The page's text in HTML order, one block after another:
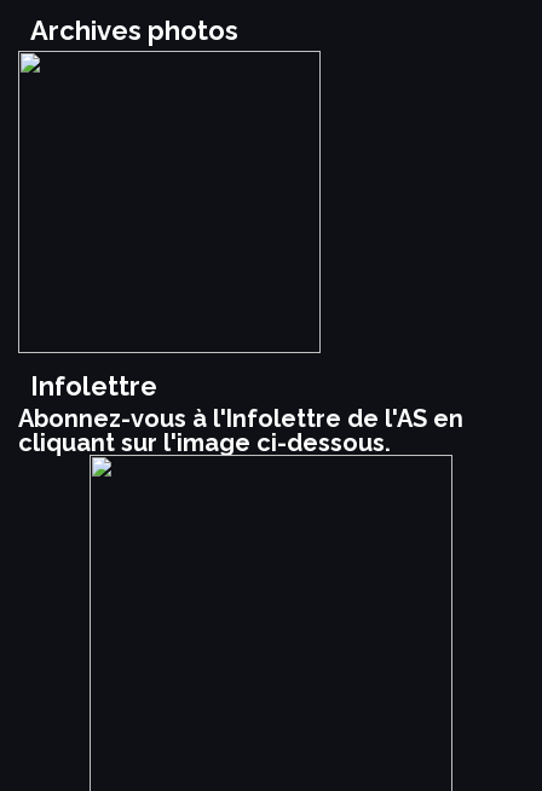
Archives photos
Infolettre
Abonnez-vous à l'Infolettre de l'AS en
cliquant sur l'image ci-dessous.